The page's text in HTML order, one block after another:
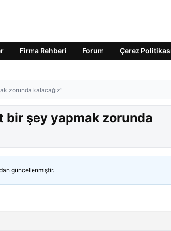
Firma Rehberi Forum Çerez Politikası
zorunda kalacağız”
bir şey yapmak zorunda
güncellenmiştir.